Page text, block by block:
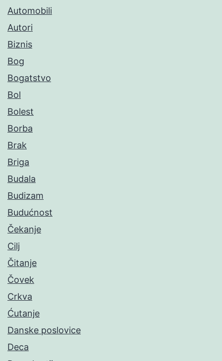
Automobili
Autori
Biznis
Bog
Bogatstvo
Bol
Bolest
Borba
Brak
Briga
Budala
Budizam
Budućnost
Čekanje
Cilj
Čitanje
Čovek
Crkva
Ćutanje
Danske poslovice
Deca